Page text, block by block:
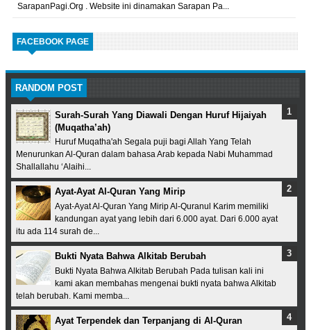
SarapanPagi.Org . Website ini dinamakan Sarapan Pa...
FACEBOOK PAGE
RANDOM POST
Surah-Surah Yang Diawali Dengan Huruf Hijaiyah
(Muqatha’ah)
Huruf Muqatha'ah Segala puji bagi Allah Yang Telah
Menurunkan Al-Quran dalam bahasa Arab kepada Nabi Muhammad
Shallallahu ‘Alaihi...
Ayat-Ayat Al-Quran Yang Mirip
Ayat-Ayat Al-Quran Yang Mirip Al-Quranul Karim memiliki
kandungan ayat yang lebih dari 6.000 ayat. Dari 6.000 ayat
itu ada 114 surah de...
Bukti Nyata Bahwa Alkitab Berubah
Bukti Nyata Bahwa Alkitab Berubah Pada tulisan kali ini
kami akan membahas mengenai bukti nyata bahwa Alkitab
telah berubah. Kami memba...
Ayat Terpendek dan Terpanjang di Al-Quran